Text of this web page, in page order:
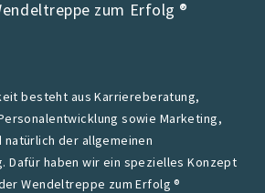
zum Erfolg ®
besteht aus Karriereberatung,
sowie Marketing,
natürlich der allgemeinen
Dafür haben wir ein spezielles Konzept
Wendeltreppe zum Erfolg ®